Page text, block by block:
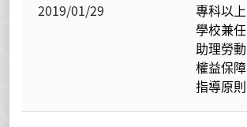
2019/01/29
專科以上
學校兼任
助理勞動
權益保障
指導原則